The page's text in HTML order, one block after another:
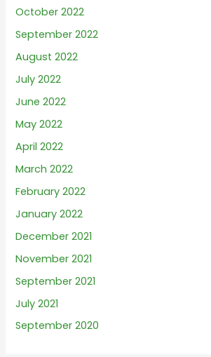
October 2022
September 2022
August 2022
July 2022
June 2022
May 2022
April 2022
March 2022
February 2022
January 2022
December 2021
November 2021
September 2021
July 2021
September 2020